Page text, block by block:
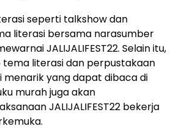
seperti talkshow dan
literasi bersama narasumber
JALIJALIFEST22. Selain itu,
literasi dan perpustakaan
menarik yang dapat dibaca di
murah juga akan
JALIJALIFEST22 bekerja